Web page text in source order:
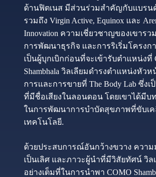
ด้านฟิตเนส มีส่วนร่วมสำคัญกับแบรน
รวมถึง Virgin Active, Equinox และ
Innovation ความเชี่ยวชาญของเขารว
การพัฒนาธุรกิจ และการริเริ่มโครงก
เป็นผู้บุกเบิกก่อนที่จะเข้ารับตำแหน่งที่
Shambhala วิลเลียมดำรงตำแหน่งหัว
การและการขายที่ The Body Lab ซึ่ง
ที่มีชื่อเสียงในลอนดอน โดยเขาได้มี
ในการพัฒนาการบำบัดสุขภาพที่ขับเ
เทคโนโลยี.
ด้วยประสบการณ์อันกว้างขวาง ควา
เป็นเลิศ และภาวะผู้นำที่มีวิสัยทัศน์ วิล
อย่างเต็มที่ในการนำพา COMO